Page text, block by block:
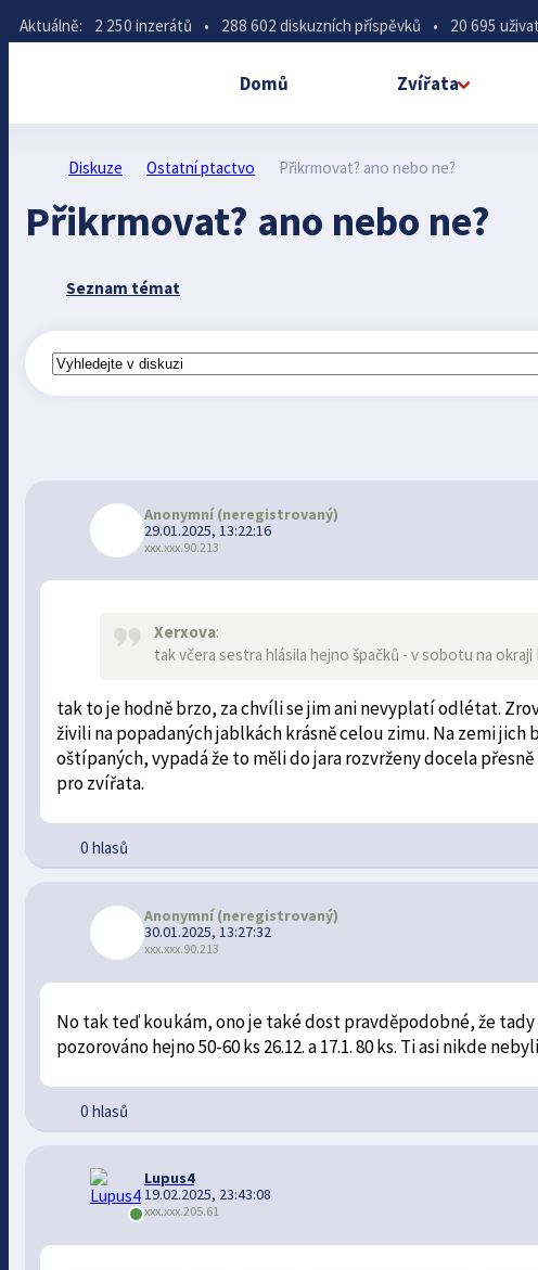
Aktuálně: 2 250 inzerátů • 288 602 diskuzních příspěvků • 20 695
Domů Zvířata
Diskuze Ostatní ptactvo Přikrmovat? ano nebo ne?
Přikrmovat? ano nebo ne?
Seznam témat
Anonymní(neregistrovaný)
29.01.2025, 13:22:16
xxx.xxx.90.213
Xerxova:
tak včera sestra hlásila hejno špačků - v sobotu na okraji
tak to je hodně brzo, za chvíli se jim ani nevyplatí odlétat.
živili na popadaných jablkách krásně celou zimu. Na zemi
oštípaných, vypadá že to měli do jara rozvrženy docela
pro zvířata.
0 hlasů
Anonymní(neregistrovaný)
30.01.2025, 13:27:32
xxx.xxx.90.213
No tak teď koukám, ono je také dost pravděpodobné, že
pozorováno hejno 50-60 ks 26.12. a 17.1. 80 ks. Ti asi nikde
0 hlasů
Lupus4
19.02.2025, 23:43:08
xxx.xxx.205.61